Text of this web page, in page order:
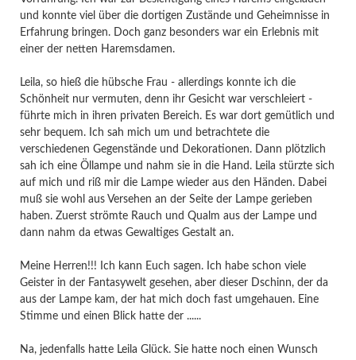
und konnte viel über die dortigen Zustände und Geheimnisse in
Erfahrung bringen. Doch ganz besonders war ein Erlebnis mit
einer der netten Haremsdamen.
Leila, so hieß die hübsche Frau - allerdings konnte ich die
Schönheit nur vermuten, denn ihr Gesicht war verschleiert -
führte mich in ihren privaten Bereich. Es war dort gemütlich und
sehr bequem. Ich sah mich um und betrachtete die
verschiedenen Gegenstände und Dekorationen. Dann plötzlich
sah ich eine Öllampe und nahm sie in die Hand. Leila stürzte sich
auf mich und riß mir die Lampe wieder aus den Händen. Dabei
muß sie wohl aus Versehen an der Seite der Lampe gerieben
haben. Zuerst strömte Rauch und Qualm aus der Lampe und
dann nahm da etwas Gewaltiges Gestalt an.
Meine Herren!!! Ich kann Euch sagen. Ich habe schon viele
Geister in der Fantasywelt gesehen, aber dieser Dschinn, der da
aus der Lampe kam, der hat mich doch fast umgehauen. Eine
Stimme und einen Blick hatte der ......
Na, jedenfalls hatte Leila Glück. Sie hatte noch einen Wunsch